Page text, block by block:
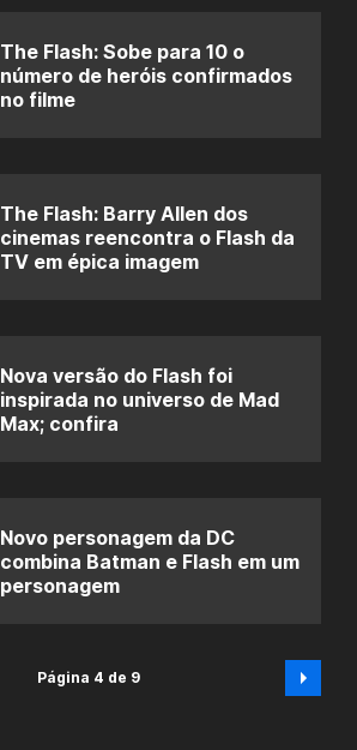
The Flash: Sobe para 10 o
número de heróis confirmados
no filme
The Flash: Barry Allen dos
cinemas reencontra o Flash da
TV em épica imagem
Nova versão do Flash foi
inspirada no universo de Mad
Max; confira
Novo personagem da DC
combina Batman e Flash em um
personagem
Página 4 de 9